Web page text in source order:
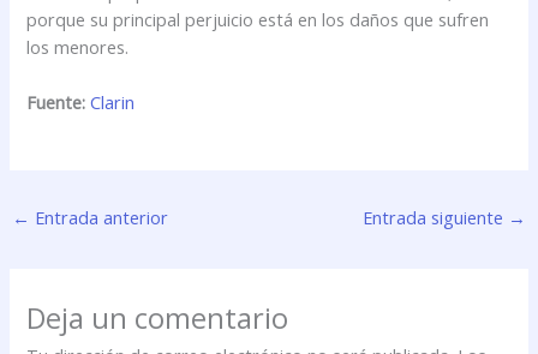
porque su principal perjuicio está en los daños que sufren
los menores.
Fuente: Clarin
← Entrada anterior Entrada siguiente →
Deja un comentario